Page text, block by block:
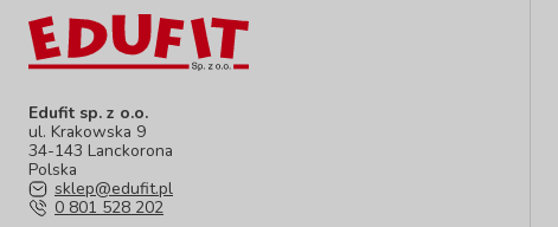
Edufit sp. z o.o.
ul. Krakowska 9
34-143 Lanckorona
Polska
sklep@edufit.pl
0 801 528 202